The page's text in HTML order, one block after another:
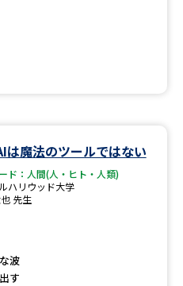
テレメール全国一斉進学調査
は魔法のツールではない
ド：人間(人・ヒト・人類)
ハリウッド大学
先生
波
す